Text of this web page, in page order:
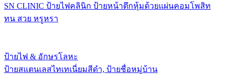
SN CLINIC ป้ายไฟคลินิก ป้ายหน้าตึกหุ้มด้วยแผ่นคอมโพสิท
ทน สวย หรูหรา
ป้ายไฟ & อักษรโลหะ
ป้ายสแตนเลสไทเทเนี่ยมสีดำ, ป้ายชื่อหมู่บ้าน